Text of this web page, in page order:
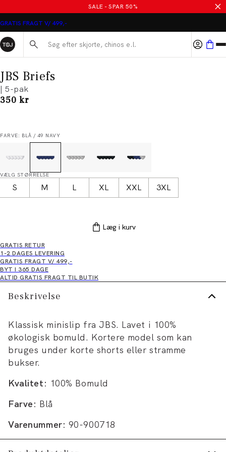
SALE - SPAR 50%
GRATIS FRAGT V/ 499,-
Søg her...
JBS Briefs
| 5-pak
I alt (inkl. rabat)
350 kr
FARVE: BLÅ / 49 NAVY
VÆLG STØRRELSE
S M L XL XXL 3XL
Læg i kurv
GRATIS RETUR
1-2 DAGES LEVERING
GRATIS FRAGT V/ 499,-
BYT I 365 DAGE
ALTID GRATIS FRAGT TIL BUTIK
Beskrivelse
Klassisk minislip fra JBS. Lavet i 100%
økologisk bomuld. Kortere model som kan
bruges under korte shorts eller stramme
bukser.
Kvalitet: 100% Bomuld
Farve: Blå
Varenummer: 90-900718